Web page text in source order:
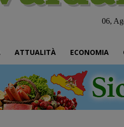
06,
ATTUALITÀ ECONOMIA